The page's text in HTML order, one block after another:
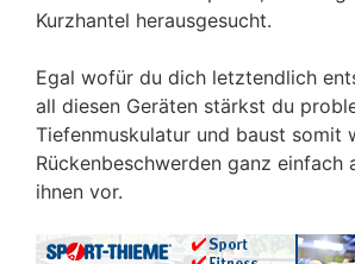
Kurzhantel herausgesucht.
Egal wofür du dich letztendlich
all diesen Geräten stärkst du
Tiefenmuskulatur und baust somit
Rückenbeschwerden ganz einfach
ihnen vor.